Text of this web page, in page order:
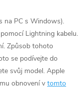
na PC s Windows).
Lightning kabelu.
Způsob tohoto
se podívejte do
svůj model. Apple
obnovení v tomto